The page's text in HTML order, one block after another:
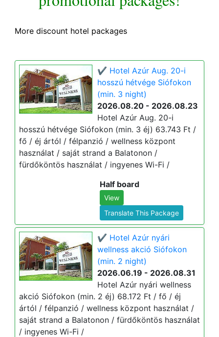
More discount hotel packages
✔️ Hotel Azúr Aug. 20-i
hosszú hétvége Siófokon
(min. 3 night)
2026.08.20 - 2026.08.23
Hotel Azúr Aug. 20-i
hosszú hétvége Siófokon (min. 3 éj) 63.743 Ft /
fő / éj ártól / félpanzió / wellness központ
használat / saját strand a Balatonon /
fürdőköntös használat / ingyenes Wi-Fi /
Half board
View
Translate This Package
✔️ Hotel Azúr nyári
wellness akció Siófokon
(min. 2 night)
2026.06.19 - 2026.08.31
Hotel Azúr nyári wellness
akció Siófokon (min. 2 éj) 68.172 Ft / fő / éj
ártól / félpanzió / wellness központ használat /
saját strand a Balatonon / fürdőköntös használat
/ ingyenes Wi-Fi /